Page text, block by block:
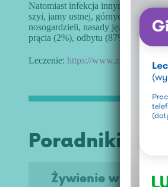
Natomiast infekcja innymi
szyi, jamy ustnej, górnych dróg
nosogardzieli, nasady języka,
prącia (2%), odbytu (87%).
Leczenie: https://
Poradniki na
Żywienie w